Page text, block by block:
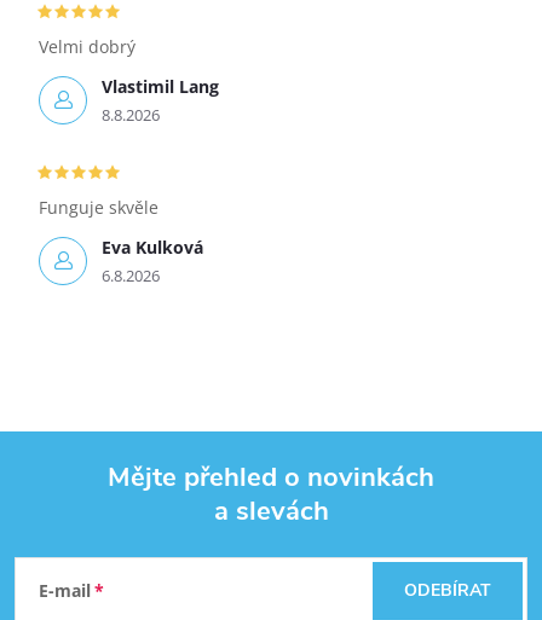
Vlastimil Lang
8.8.2026
Velmi dobrý
Eva Kulková
6.8.2026
Funguje skvěle
Mějte přehled o novinkách
a slevách
E-mail ODEBÍRAT